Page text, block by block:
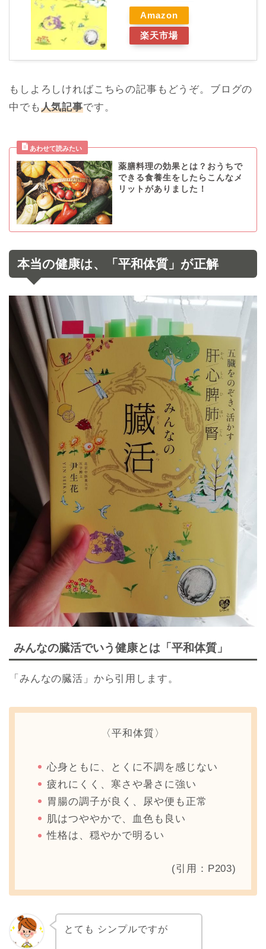
Amazon
楽天市場
もしよろしければこちらの記事もどうぞ。ブログの
中でも人気記事です。
薬膳料理の効果とは？おうちで
できる食養生をしたらこんなメ
リットがありました！
本当の健康は、「平和体質」が正解
みんなの臓活でいう健康とは「平和体質」
「みんなの臓活」から引用します。
〈平和体質〉
心身ともに、とくに不調を感じない
疲れにくく、寒さや暑さに強い
胃腸の調子が良く、尿や便も正常
肌はつややかで、血色も良い
性格は、穏やかで明るい
(引用：P203)
とても シンプルですが